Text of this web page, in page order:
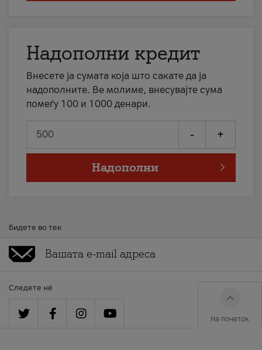
Надополни кредит
Внесете ја сумата која што сакате да ја
надополните. Ве молиме, внесувајте сума
помеѓу 100 и 1000 денари.
- +
Надополни
Бидете во тек
Следете нè
На почеток